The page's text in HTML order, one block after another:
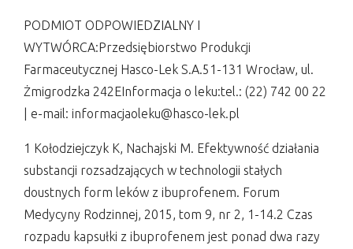
PODMIOT ODPOWIEDZIALNY I
WYTWÓRCA:Przedsiębiorstwo Produkcji
Farmaceutycznej Hasco-Lek S.A.51-131 Wrocław, ul.
Żmigrodzka 242EInformacja o leku:tel.: (22) 742 00 22
| e-mail: informacjaoleku@hasco-lek.pl
1 Kołodziejczyk K, Nachajski M. Efektywność działania
substancji rozsadzających w technologii stałych
doustnych form leków z ibuprofenem. Forum
Medycyny Rodzinnej, 2015, tom 9, nr 2, 1-14.2 Czas
rozpadu kapsułki z ibuprofenem jest ponad dwa razy